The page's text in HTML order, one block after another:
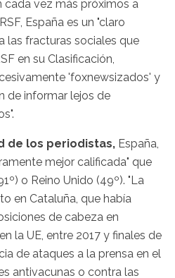
vez más próximos a
España es un "claro
las fracturas sociales que
en su Clasificación,
'foxnewsizados' y
de informar lejos de
de los periodistas, España,
mejor calificada" que
o Reino Unido (49º). "La
en Cataluña, que había
de cabeza en
la UE, entre 2017 y finales de
de ataques a la prensa en el
antivacunas o contra las